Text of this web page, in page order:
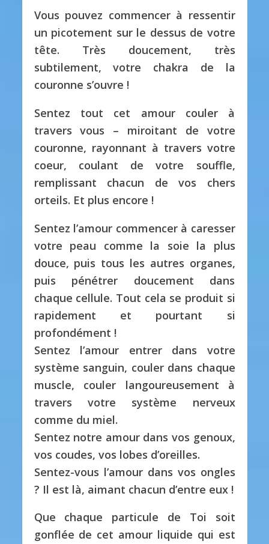
Vous pouvez commencer à ressentir
un picotement sur le dessus de votre
tête. Très doucement, très
subtilement, votre chakra de la
couronne s’ouvre !
Sentez tout cet amour couler à
travers vous – miroitant de votre
couronne, rayonnant à travers votre
coeur, coulant de votre souffle,
remplissant chacun de vos chers
orteils. Et plus encore !
Sentez l’amour commencer à caresser
votre peau comme la soie la plus
douce, puis tous les autres organes,
puis pénétrer doucement dans
chaque cellule. Tout cela se produit si
rapidement et pourtant si
profondément !
Sentez l’amour entrer dans votre
système sanguin, couler dans chaque
muscle, couler langoureusement à
travers votre système nerveux
comme du miel.
Sentez notre amour dans vos genoux,
vos coudes, vos lobes d’oreilles.
Sentez-vous l’amour dans vos ongles
? Il est là, aimant chacun d’entre eux !
Que chaque particule de Toi soit
gonflée de cet amour liquide qui est